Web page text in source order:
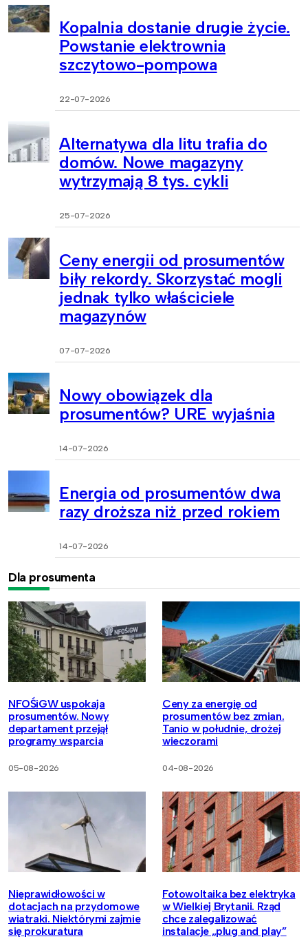
Kopalnia dostanie drugie życie.
Powstanie elektrownia
szczytowo-pompowa
22-07-2026
Alternatywa dla litu trafia do
domów. Nowe magazyny
wytrzymają 8 tys. cykli
25-07-2026
Ceny energii od prosumentów
biły rekordy. Skorzystać mogli
jednak tylko właściciele
magazynów
07-07-2026
Nowy obowiązek dla
prosumentów? URE wyjaśnia
14-07-2026
Energia od prosumentów dwa
razy droższa niż przed rokiem
14-07-2026
Dla prosumenta
NFOŚiGW uspokaja
prosumentów. Nowy
departament przejął
programy wsparcia
05-08-2026
Ceny za energię od
prosumentów bez zmian.
Tanio w południe, drożej
wieczorami
04-08-2026
Nieprawidłowości w
dotacjach na przydomowe
wiatraki. Niektórymi zajmie
się prokuratura
Fotowoltaika bez elektryka
w Wielkiej Brytanii. Rząd
chce zalegalizować
instalacje „plug and play”